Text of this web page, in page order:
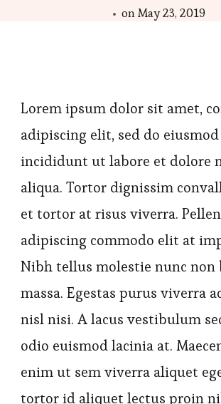
onMay 23, 2019
Lorem ipsum dolor sit amet,
adipiscing elit, sed do
incididunt ut labore et dolore
aliqua. Tortor dignissim
et tortor at risus viverra.
adipiscing commodo elit at
Nibh tellus molestie nunc non
massa. Egestas purus viverra
nisl nisi. A lacus vestibulum
odio euismod lacinia at.
enim ut sem viverra aliquet
tortor id aliquet lectus proin